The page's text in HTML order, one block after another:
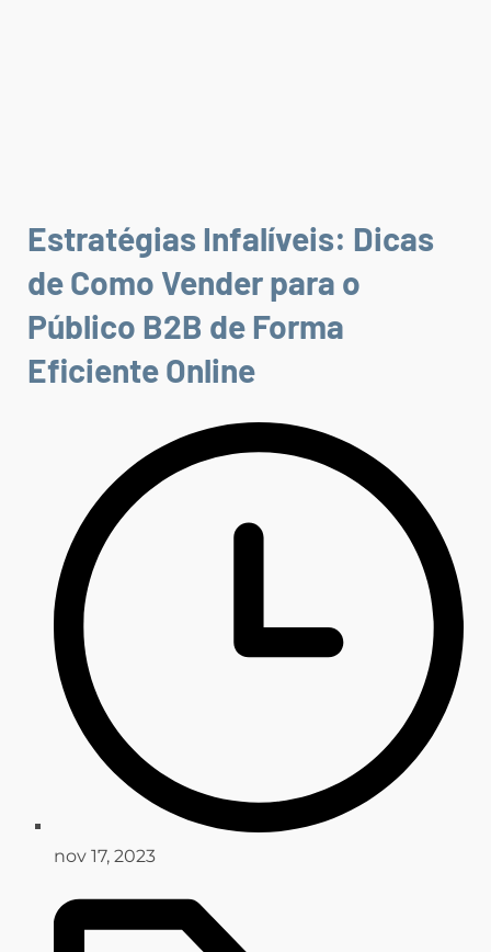
Estratégias Infalíveis: Dicas
de Como Vender para o
Público B2B de Forma
Eficiente Online
nov 17, 2023